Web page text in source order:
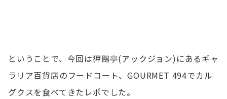
ということで、今回は狎鴎亭(アックジョン)にあるギャ
ラリア百貨店のフードコート、GOURMET 494でカル
グクスを食べてきたレポでした。